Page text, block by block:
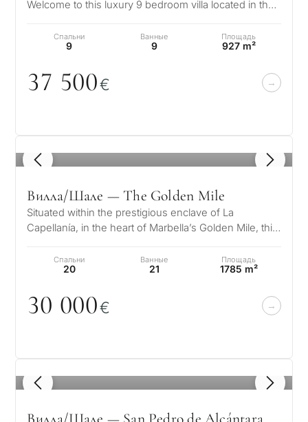
Welcome to this luxury 9 bedroom villa located in the
Спальни
9
Ванные
9
Площадь
927 m²
37 500€
1 / 8
Вилла/Шале — The Golden Mile
Situated within the prestigious enclave of La
Capellanía, in the heart of Marbella’s Golden Mile, this
Спальни
20
Ванные
21
Площадь
1785 m²
30 000€
1 / 8